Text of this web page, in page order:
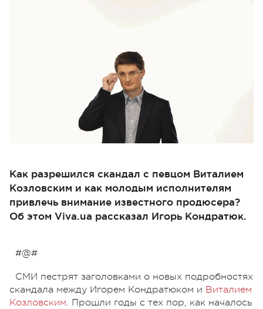
Как разрешился скандал с певцом Виталием
Козловским и как молодым исполнителям
привлечь внимание известного продюсера?
Об этом Viva.ua рассказал Игорь Кондратюк.
#@#
СМИ пестрят заголовками о новых подробностях
скандала между Игорем Кондратюком и Виталием
Козловским. Прошли годы с тех пор, как началось